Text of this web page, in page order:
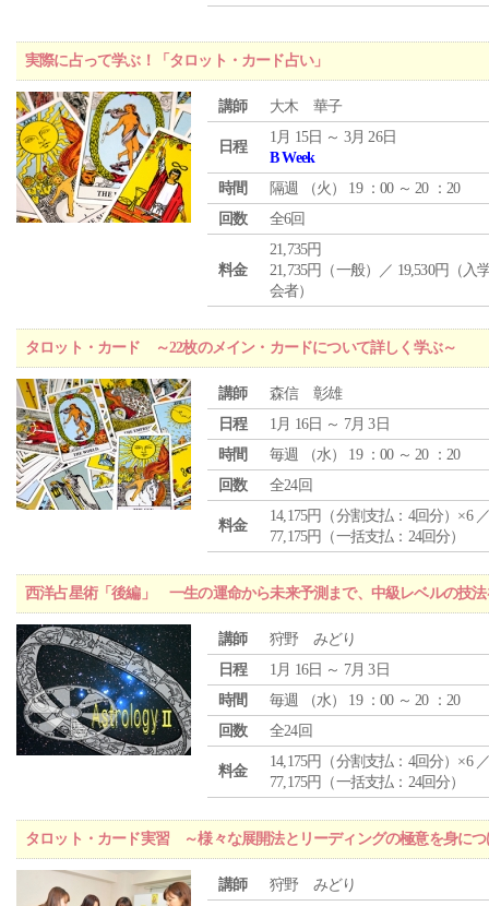
実際に占って学ぶ！「タロット・カード占い」
講師 大木 華子
日程
1月 15日 ～ 3月 26日
B Week
時間
隔週 （火 ） 19 ：00 ～ 20 ：20
回数
全6回
料金
21,735円
21,735円（一般）／ 19,530円（入
会者）
タロット・カード ～22枚のメイン・カードについて詳しく学ぶ～
講師
森信 彰雄
日程
1月 16日 ～ 7月 3日
時間
毎週 （水） 19 ：00 ～ 20 ：20
回数
全24回
料金
14,175円（分割支払：4回分）×6
77,175円（一括支払：24回分）
西洋占星術「後編」 一生の運命から未来予測まで、中級レベルの技法
講師
狩野 みどり
日程
1月 16日 ～ 7月 3日
時間
毎週 （水） 19 ：00 ～ 20 ：20
回数
全24回
料金
14,175円（分割支払：4回分）×6
77,175円（一括支払：24回分）
タロット・カード実習 ～様々な展開法とリーディングの極意を身につ
講師 狩野 みどり